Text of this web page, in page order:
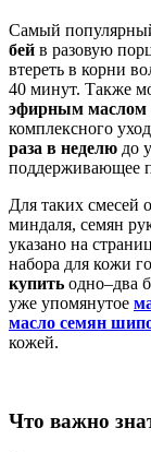
Самый
бей в разовую
втереть в корни
40 минут. Также
эфирным маслом
комплексного
раза в неделю до
поддерживающее
Для таких смесей
миндаля, семян
указано на
набора для кожи
купить одно–два
уже упомянутое
масло семян
кожей.
Что важно